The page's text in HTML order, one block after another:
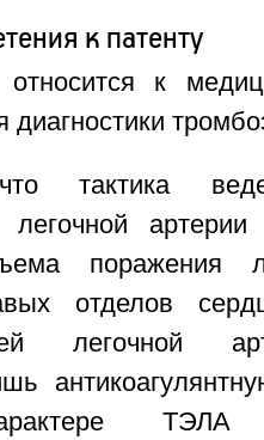
к патенту
относится к
диагностики
тактика
легочной
поражения
отделов
легочной